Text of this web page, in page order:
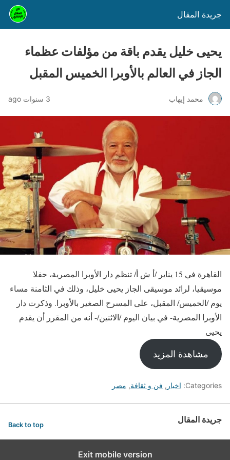
جريدة المقال
يحيى خليل يقدم باقة من مؤلفات عظماء
الجاز في العالم بالأوبرا الخميس المقبل
محمد إيهاب 3 سنوات ago
القاهرة في 15 يناير /أ ش أ/ تنظم دار الأوبرا المصرية، حفلا
موسيقيا، لرائد موسيقى الجاز يحيى خليل، وذلك في الثامنة مساء
يوم /الخميس/ المقبل، على المسرح الصغير بالأوبرا. وذكرت دار
الأوبرا المصرية- في بيان اليوم /الاثنين/- أنه من المقرر أن يقدم
يحيى
مشاهدة المزيد
Categories: اخبار , فن و ثقافة, مصر
جريدة المقال Back to top
Exit mobile version